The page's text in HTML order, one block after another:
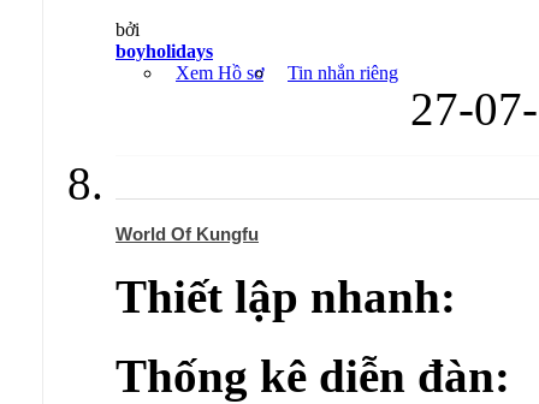
bởi
boyholidays
Xem Hồ sơ
Tin nhắn riêng
27-
World Of Kungfu
Thiết lập nhanh:
Thống kê diễn đàn: